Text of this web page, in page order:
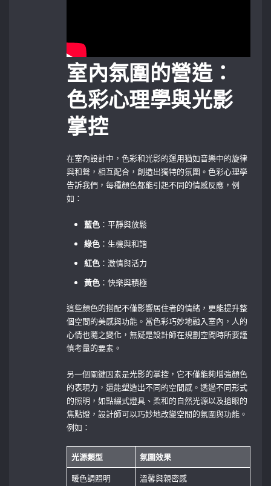
室內氛圍的營造：
色彩心理學與光影
掌控
在室內設計中，色彩和光影的運用猶如音樂中的旋律
與和聲，相互配合，創造出獨特的氛圍。色彩心理學
告訴我們，每種顏色都能引起不同的情感反應，例
如：
藍色 ：平靜與放鬆
綠色 ：生機與和諧
紅色 ：激情與活力
黃色 ：快樂與積極
這些顏色的搭配不僅影響居住者的情緒，更能提升整
個空間的美感與功能。當色彩巧妙地融入室內，人的
心情也隨之變化，無疑是設計師在規劃空間時所要謹
慎考量的要素。
另一個關鍵因素是光影的掌控，它不僅能夠增強顏色
的表現力，還能塑造出不同的空間感。透過不同形式
的照明，如點綴式燈具、柔和的自然光源以及搶眼的
焦點燈，設計師可以巧妙地改變空間的氛圍與功能。
例如：
光源類型
氛圍效果
暖色調照明
溫馨與親密感